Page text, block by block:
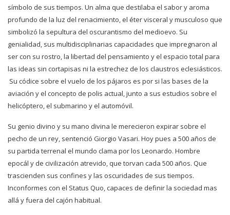
símbolo de sus tiempos. Un alma que destilaba el sabor y aroma
profundo de la luz del renacimiento, el éter visceral y musculoso que
simbolizó la sepultura del oscurantismo del medioevo. Su
genialidad, sus multidisciplinarias capacidades que impregnaron al
ser con su rostro, la libertad del pensamiento y el espacio total para
las ideas sin cortapisas ni la estrechez de los claustros eclesiásticos.
Su códice sobre el vuelo de los pájaros es por si las bases de la
aviación y el concepto de polis actual, junto a sus estudios sobre el
helicóptero, el submarino y el automóvil.
Su genio divino y su mano divina le merecieron expirar sobre el
pecho de un rey, sentenció Giorgio Vasari. Hoy pues a 500 años de
su partida terrenal el mundo clama por los Leonardo. Hombre
epocál y de civilización atrevido, que torvan cada 500 años. Que
trascienden sus confines y las oscuridades de sus tiempos.
Inconformes con el Status Quo, capaces de definir la sociedad mas
allá y fuera del cajón habitual.